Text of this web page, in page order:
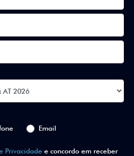
Email
Privacidade e concordo em receber